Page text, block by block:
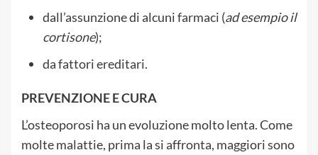
dall’assunzione di alcuni farmaci (ad esempio il
cortisone);
da fattori ereditari.
PREVENZIONE E CURA
L’osteoporosi ha un evoluzione molto lenta. Come
molte malattie, prima la si affronta, maggiori sono